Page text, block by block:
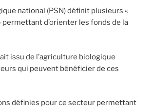
national (PSN) définit plusieurs «
d’orienter les fonds de la
issu de l’agriculture biologique
qui peuvent bénéficier de ces
définies pour ce secteur permettant